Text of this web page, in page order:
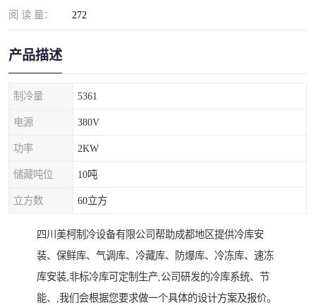
阅 读 量： 272
产品描述
制冷量 5361
电源 380V
功率 2KW
储藏吨位 10吨
立方数 60立方
四川美柯制冷设备有限公司帮助成都地区提供冷库安
装、保鲜库、气调库、冷藏库、防爆库、冷冻库、速冻
库安装,非标冷库可定制生产,公司研发的冷库系统、节
能、,我们会根据您要求做一个具体的设计方案及报价。